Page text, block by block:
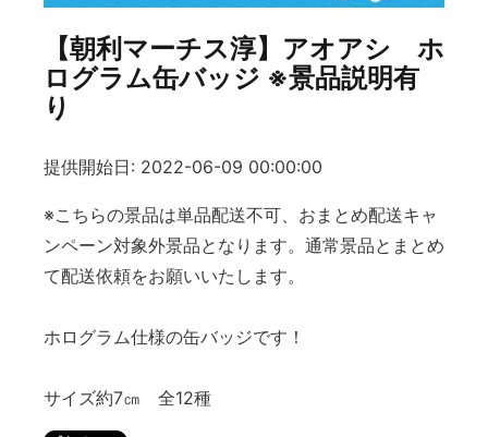
【朝利マーチス淳】アオアシ ホ
ログラム缶バッジ ※景品説明有
り
提供開始日: 2022-06-09 00:00:00
※こちらの景品は単品配送不可、おまとめ配送キャ
ンペーン対象外景品となります。通常景品とまとめ
て配送依頼をお願いいたします。
ホログラム仕様の缶バッジです！
サイズ約7㎝ 全12種